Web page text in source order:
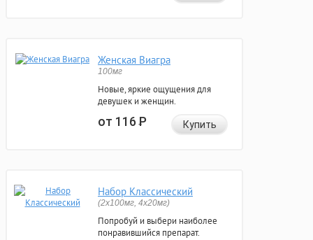
Женская Виагра
100мг
Новые, яркие ощущения для
девушек и женщин.
от 116Р Купить
Набор Классический
(2x100мг, 4x20мг)
Попробуй и выбери наиболее
понравившийся препарат.